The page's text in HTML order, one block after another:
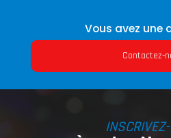
Vous avez une
Contactez-